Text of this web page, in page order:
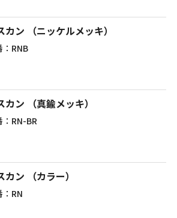
カン （ニッケルメッキ）
：RNB
カン （真鍮メッキ）
：RN-BR
カン （カラー）
：RN